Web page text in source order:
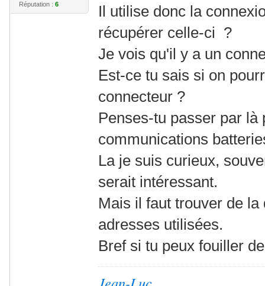
Réputation : 6
Il utilise donc la
récupérer celle-ci ?
Je vois qu'il y a un
Est-ce tu sais si on
connecteur ?
Penses-tu passer par là
communications
La je suis curieux,
serait intéressant.
Mais il faut trouver de
adresses utilisées.
Bref si tu peux fouiller